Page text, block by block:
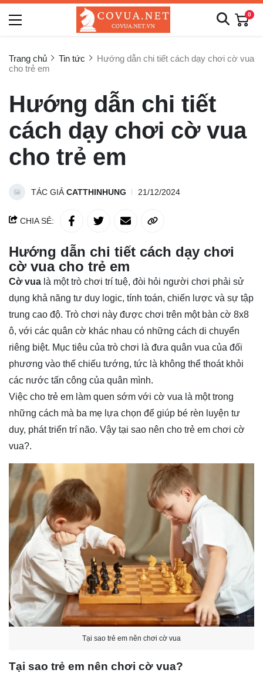
0
Trang chủ Tin tức
Hướng dẫn chi tiết cách dạy chơi cờ vua
cho trẻ em
Hướng dẫn chi tiết
cách dạy chơi cờ vua
cho trẻ em
TÁC GIẢCATTHINHUNG 21/12/2024
CHIA SẺ:
Hướng dẫn chi tiết cách dạy chơi
cờ vua cho trẻ em
Cờ vua là một trò chơi trí tuệ, đòi hỏi người chơi phải sử
dụng khả năng tư duy logic, tính toán, chiến lược và sự tập
trung cao độ. Trò chơi này được chơi trên một bàn cờ 8x8
ô, với các quân cờ khác nhau có những cách di chuyển
riêng biệt. Mục tiêu của trò chơi là đưa quân vua của đối
phương vào thế chiếu tướng, tức là không thể thoát khỏi
các nước tấn công của quân mình.
Việc cho trẻ em làm quen sớm với cờ vua là một trong
những cách mà ba mẹ lựa chọn để giúp bé rèn luyện tư
duy, phát triển trí não. Vậy tại sao nên cho trẻ em chơi cờ
vua?.
Tại sao trẻ em nên chơi cờ vua
Tại sao trẻ em nên chơi cờ vua?